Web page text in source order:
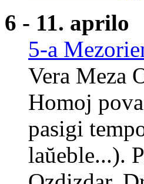
6 - 11. aprilo
5-a
Vera Meza
Homoj
pasigi
laŭeble...).